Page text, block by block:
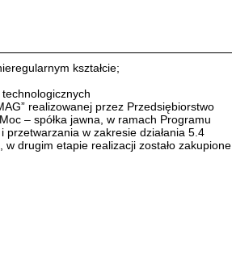
kształcie;
realizowanej przez Przedsiębiorstwo
– spółka jawna, w ramach Programu
przetwarzania w zakresie działania 5.4
w drugim etapie realizacji zostało zakupione